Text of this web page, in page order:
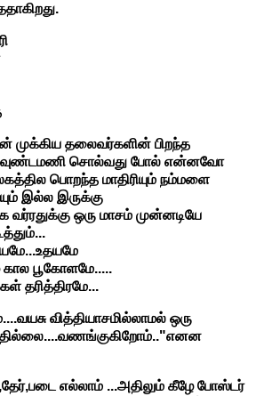
முக்கிய தலைவர்களின் பிறந்த
கவுண்டமணி சொல்வது போல் என்னவோ
பொறந்த மாதிரியும் நம்மளை
இல்ல இருக்கு
ஒரு மாசம் முன்னடியே
கால பூகோளமே.....
தரித்திரமே...
வித்தியாசமில்லாமல் ஒரு
எல்லாம் ...அதிலும் கீழே போஸ்டர்